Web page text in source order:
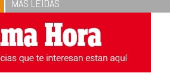
MÁS LEÍDAS